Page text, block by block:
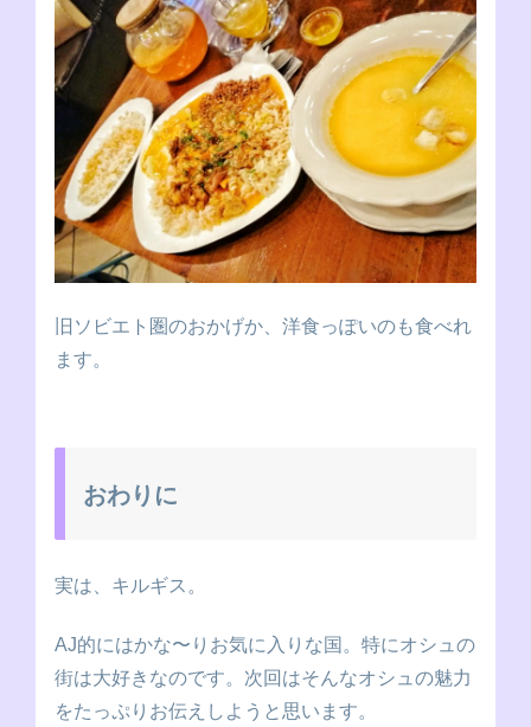
旧ソビエト圏のおかげか、洋食っぽいのも食べれ
ます。
おわりに
実は、キルギス。
AJ的にはかな〜りお気に入りな国。特にオシュの
街は大好きなのです。次回はそんなオシュの魅力
をたっぷりお伝えしようと思います。